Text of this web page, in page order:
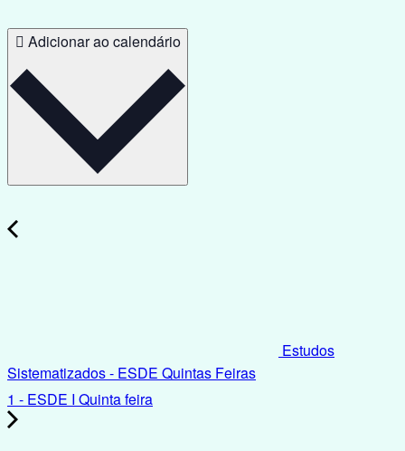
Adicionar ao calendário
Estudos
Sistematizados - ESDE Quintas Feiras
1 - ESDE I Quinta feira